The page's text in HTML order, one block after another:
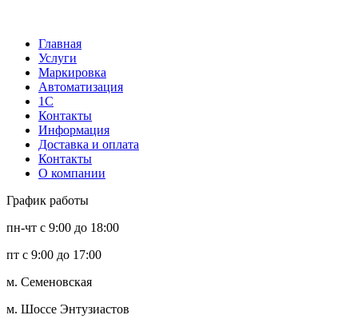
Главная
Услуги
Маркировка
Автоматизация
1С
Контакты
Информация
Доставка и оплата
Контакты
О компании
График работы
пн-чт с 9:00 до 18:00
пт с 9:00 до 17:00
м. Семеновская
м. Шоссе Энтузиастов